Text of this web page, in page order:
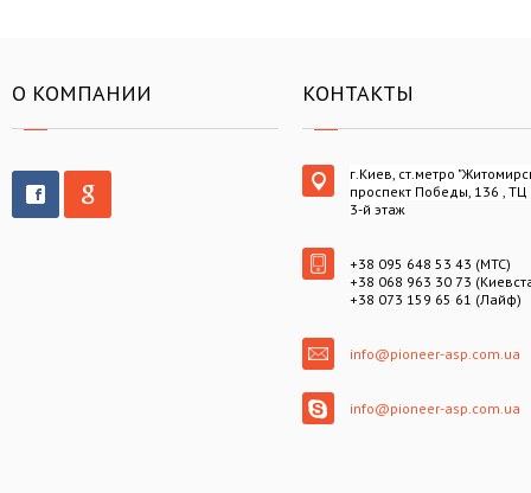
О КОМПАНИИ КОНТАКТЫ
г.Киев, ст.метро
проспект Победы, 136 , ТЦ
3-й этаж
+38 095 648 53 43 (МТС)
+38 068 963 30 73
+38 073 159 65 61 (Лайф)
info@pioneer-asp.com.ua
info@pioneer-asp.com.ua